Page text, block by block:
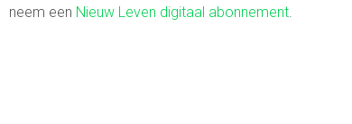
neem een Nieuw Leven digitaal abonnement.